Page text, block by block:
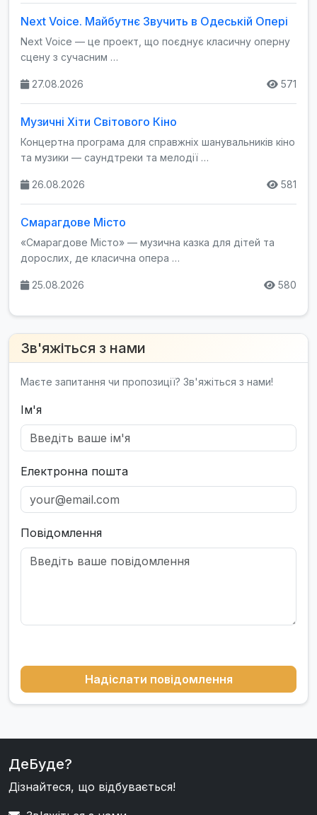
Next Voice. Майбутнє Звучить в Одеській Опері
Next Voice — це проект, що поєднує класичну оперну
сцену з сучасним …
27.08.2026 571
Музичні Хіти Світового Кіно
Концертна програма для справжніх шанувальників кіно
та музики — саундтреки та мелодії …
26.08.2026 581
Смарагдове Місто
«Смарагдове Місто» — музична казка для дітей та
дорослих, де класична опера …
25.08.2026 580
Зв'яжіться з нами
Маєте запитання чи пропозиції? Зв'яжіться з нами!
Ім'я
Електронна пошта
Повідомлення
Надіслати повідомлення
ДеБуде?
Дізнайтеся, що відбувається!